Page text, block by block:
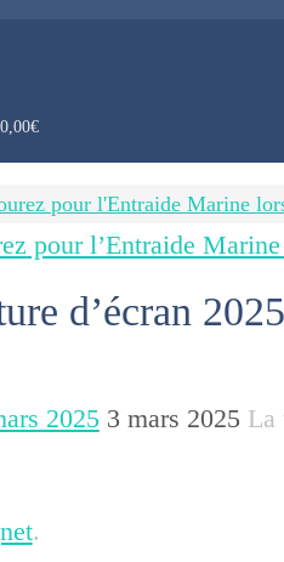
0,00€
pour l'Entraide Marine
pour l’Entraide
d’écran
2025 3 mars 2025 La
.